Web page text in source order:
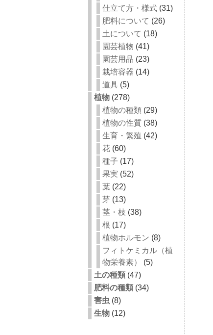
仕立て方・様式 (31)
肥料について (26)
土について (18)
園芸植物 (41)
園芸用品 (23)
栽培容器 (14)
道具 (5)
植物 (278)
植物の種類 (29)
植物の性質 (38)
生育・繁殖 (42)
花 (60)
種子 (17)
果実 (52)
葉 (22)
芽 (13)
茎・枝 (38)
根 (17)
植物ホルモン (8)
フィトケミカル（植
物栄養素）
(5)
土の種類 (47)
肥料の種類 (34)
害虫 (8)
生物 (12)